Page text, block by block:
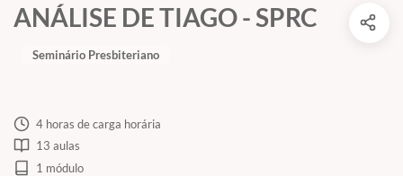
ANÁLISE DE TIAGO - SPRC
Seminário Presbiteriano
4 horas de carga horária
13 aulas
1 módulo